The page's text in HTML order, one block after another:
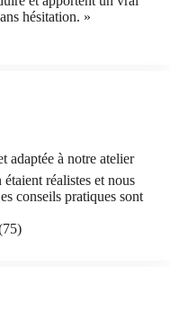
hésitation. »
adaptée à notre atelier
réalistes et nous
conseils pratiques sont